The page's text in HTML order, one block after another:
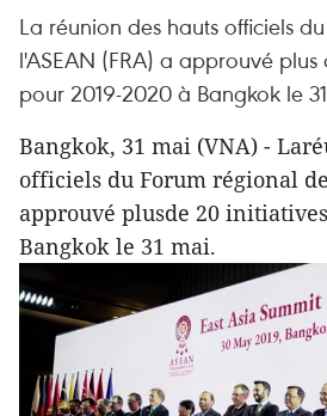
La réunion des hauts officiels
l'ASEAN (FRA) a approuvé
pour 2019-2020 à Bangkok le
Bangkok, 31 mai (VNA) -
officiels du Forum régional
approuvé plusde 20
Bangkok le 31 mai.